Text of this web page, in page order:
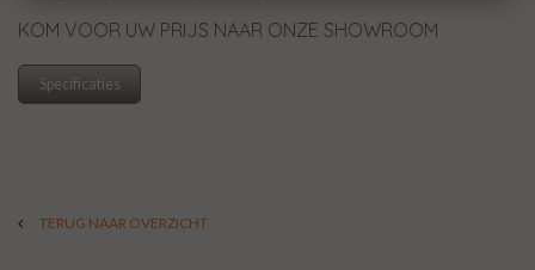
KOM VOOR UW PRIJS NAAR ONZE SHOWROOM
Specificaties
TERUG NAAR OVERZICHT